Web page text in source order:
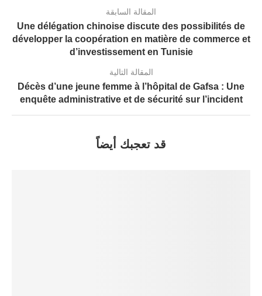
المقالة السابقة
Une délégation chinoise discute des possibilités de
développer la coopération en matière de commerce et
d’investissement en Tunisie
المقالة التالية
Décès d’une jeune femme à l’hôpital de Gafsa : Une
enquête administrative et de sécurité sur l’incident
قد تعجبك أيضاً